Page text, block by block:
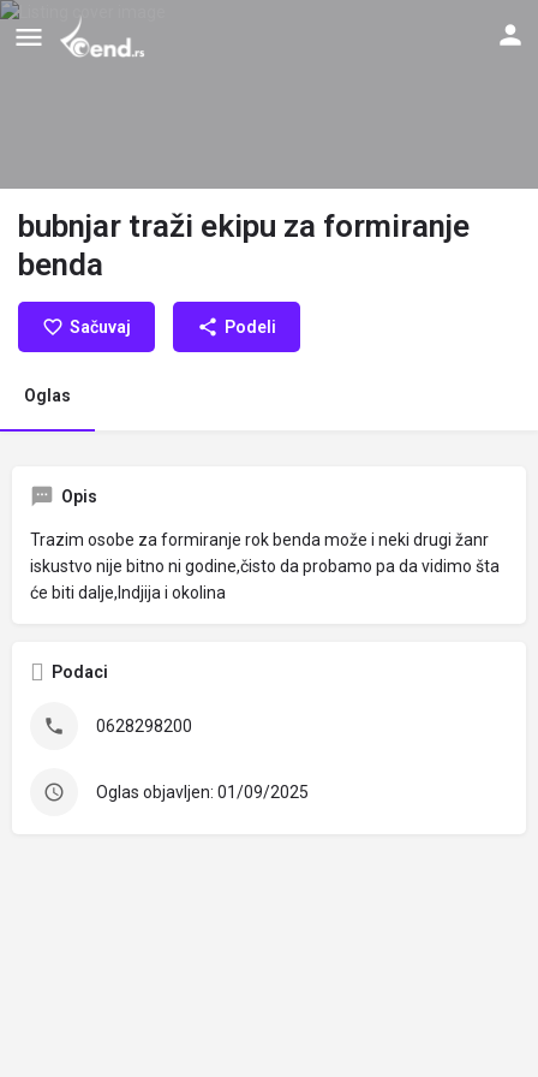
bubnjar traži ekipu za formiranje
benda
Sačuvaj Podeli
Oglas
Opis
Trazim osobe za formiranje rok benda može i neki drugi žanr
iskustvo nije bitno ni godine,čisto da probamo pa da vidimo šta
će biti dalje,Indjija i okolina
Podaci
0628298200
Oglas objavljen: 01/09/2025